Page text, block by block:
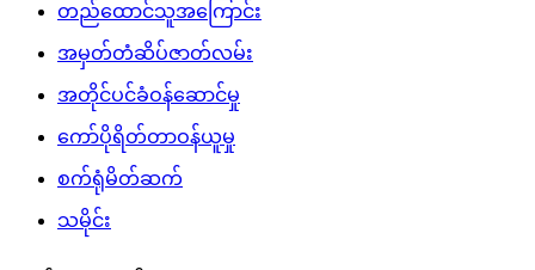
တည်ထောင်သူအကြောင်း
အမှတ်တံဆိပ်ဇာတ်လမ်း
အတိုင်ပင်ခံဝန်ဆောင်မှု
ကော်ပိုရိတ်တာဝန်ယူမှု
စက်ရုံမိတ်ဆက်
သမိုင်း